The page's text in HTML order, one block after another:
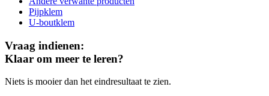
Pijpklem
U-boutklem
Vraag indienen:
Klaar om meer te leren?
Niets is mooier dan het eindresultaat te zien.